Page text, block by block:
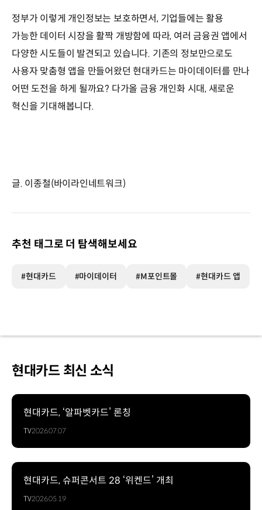
정부가 이렇게 개인정보는 보호하면서, 기업들에는 활용
가능한 데이터 시장을 활짝 개방함에 따라, 여러 금융권 앱에서
다양한 시도들이 발견되고 있습니다. 기존의 정보만으로도
사용자 맞춤형 앱을 만들어왔던 현대카드는 마이데이터를 만나
어떤 도전을 하게 될까요? 다가올 금융 개인화 시대, 새로운
혁신을 기대해봅니다.
글. 이종철(바이라인네트워크)
추천 태그로 더 탐색해보세요
#현대카드 #마이데이터 #M포인트몰 #현대카드 앱
현대카드 최신 소식
현대카드, ‘알파벳카드’ 론칭
TV2026.07.07
현대카드, 슈퍼콘서트 28 ‘위켄드’ 개최
TV2026.05.19